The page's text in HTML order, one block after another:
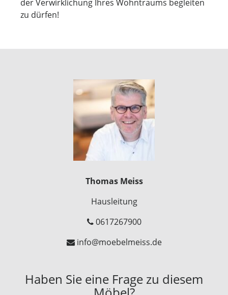
der Verwirklichung Ihres Wohntraums begleiten
zu dürfen!
Thomas Meiss
Hausleitung
0617267900
info@moebelmeiss.de
Haben Sie eine Frage zu diesem